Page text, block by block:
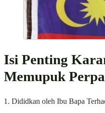
Isi Penting
Memupuk
1. Dididkan oleh Ibu Bapa